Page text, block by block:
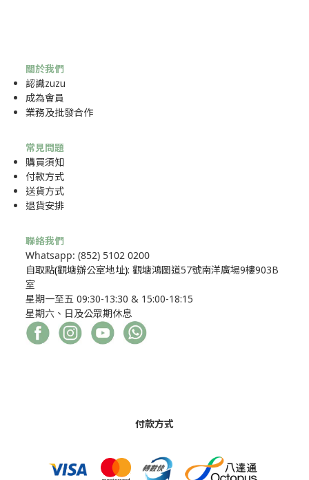
關於我們
認識zuzu
成為會員
業務及批發合作
常見問題
購買須知
付款方式
送貨方式
退貨安排
聯絡我們
Whatsapp: (852) 5102 0200
自取點(觀塘辦公室地址): 觀塘鴻圖道57號南洋廣場9樓903B
室
星期一至五 09:30-13:30 & 15:00-18:15
星期六、日及公眾期休息
付款方式